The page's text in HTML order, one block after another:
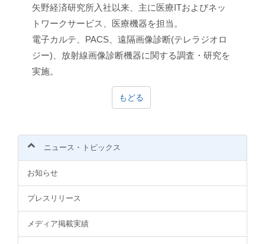
矢野経済研究所入社以来、主に医療ITおよびネッ
トワークサービス、医療機器を担当。
電子カルテ、PACS、遠隔画像診断(テレラジオロ
ジー)、放射線画像診断機器に関する調査・研究を
実施。
もどる
ニュース・トピックス
お知らせ
プレスリリース
メディア掲載実績